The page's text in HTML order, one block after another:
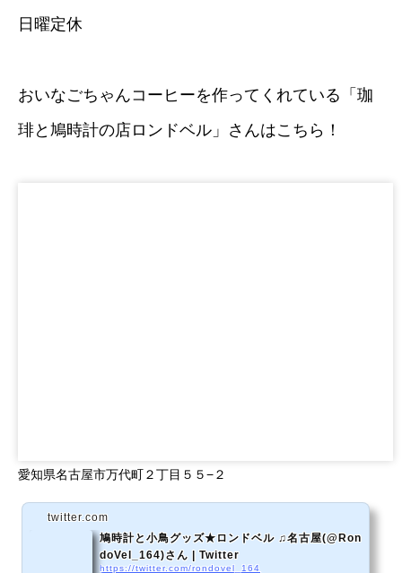
日曜定休
おいなごちゃんコーヒーを作ってくれている「珈
琲と鳩時計の店ロンドベル」さんはこちら！
愛知県名古屋市万代町２丁目５５−２
twitter.com
鳩時計と小鳥グッズ★ロンドベル ♫名古屋(@Ron
doVel_164)さん | Twitter
https://twitter.com/rondovel_164